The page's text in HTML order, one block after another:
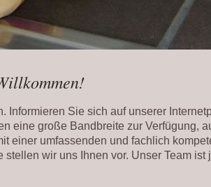
Sie sich auf unserer
eine große Bandbreite zur Verfügung,
einer umfassenden und fachlich
wir uns Ihnen vor. Unser Team ist